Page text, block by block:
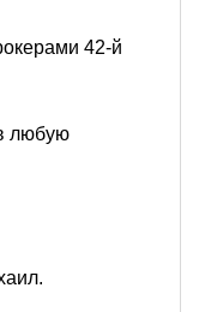
42-й
любую